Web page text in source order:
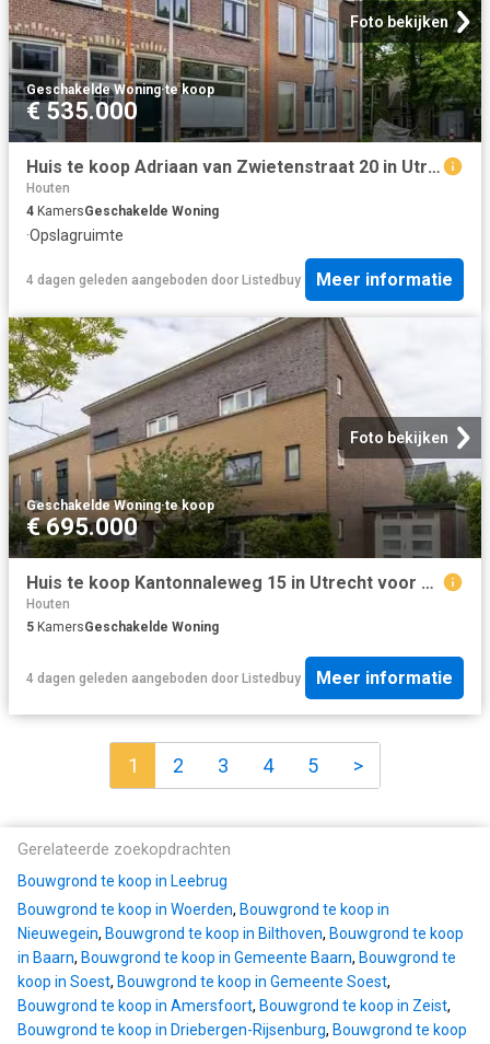
Foto bekijken
Geschakelde Woning·te koop
€ 535.000
Huis te koop Adriaan van Zwietenstraat 20 in Utrecht voor € 53.
Houten
4 KamersGeschakelde Woning
·Opslagruimte
4 dagen geleden aangeboden door Listedbuy Meer informatie
Foto bekijken
Geschakelde Woning·te koop
€ 695.000
Huis te koop Kantonnaleweg 15 in Utrecht voor € 695.000
Houten
5 KamersGeschakelde Woning
4 dagen geleden aangeboden door Listedbuy Meer informatie
1 2 3 4 5 >
Gerelateerde zoekopdrachten
Bouwgrond te koop in Leebrug
Bouwgrond te koop in Woerden, Bouwgrond te koop in
Nieuwegein, Bouwgrond te koop in Bilthoven, Bouwgrond te koop
in Baarn, Bouwgrond te koop in Gemeente Baarn, Bouwgrond te
koop in Soest, Bouwgrond te koop in Gemeente Soest,
Bouwgrond te koop in Amersfoort, Bouwgrond te koop in Zeist,
Bouwgrond te koop in Driebergen-Rijsenburg, Bouwgrond te koop